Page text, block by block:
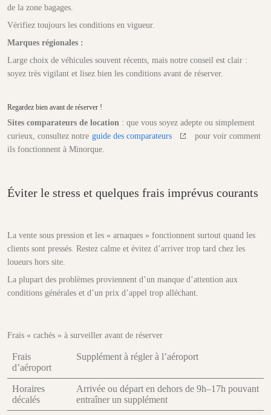
de la zone bagages.
Vérifiez toujours les conditions en vigueur.
Marques régionales :
Large choix de véhicules souvent récents, mais notre conseil est clair :
soyez très vigilant et lisez bien les conditions avant de réserver.
Regardez bien avant de réserver !
Sites comparateurs de location : que vous soyez adepte ou simplement
curieux, consultez notre guide des comparateurs
pour voir comment
ils fonctionnent à Minorque.
Éviter le stress et quelques frais imprévus courants
La vente sous pression et les « arnaques » fonctionnent surtout quand les
clients sont pressés. Restez calme et évitez d’arriver trop tard chez les
loueurs hors site.
La plupart des problèmes proviennent d’un manque d’attention aux
conditions générales et d’un prix d’appel trop alléchant.
Frais « cachés » à surveiller avant de réserver
Frais
d’aéroport
Supplément à régler à l’aéroport
Horaires
décalés
Arrivée ou départ en dehors de 9h–17h pouvant
entraîner un supplément